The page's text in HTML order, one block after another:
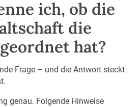
ich, ob die
die
hat?
Frage – und die Antwort steckt
genau. Folgende Hinweise